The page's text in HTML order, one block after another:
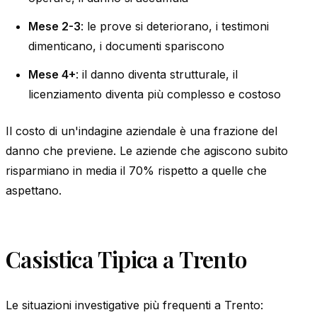
Mese 2-3: le prove si deteriorano, i testimoni
dimenticano, i documenti spariscono
Mese 4+: il danno diventa strutturale, il
licenziamento diventa più complesso e costoso
Il costo di un'indagine aziendale è una frazione del
danno che previene. Le aziende che agiscono subito
risparmiano in media il 70% rispetto a quelle che
aspettano.
Casistica Tipica a Trento
Le situazioni investigative più frequenti a Trento: